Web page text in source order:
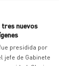
tres nuevos
presidida por
jefe de Gabinete